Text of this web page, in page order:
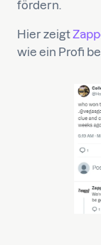
fördern.
Hier zeigt
wie ein Profi